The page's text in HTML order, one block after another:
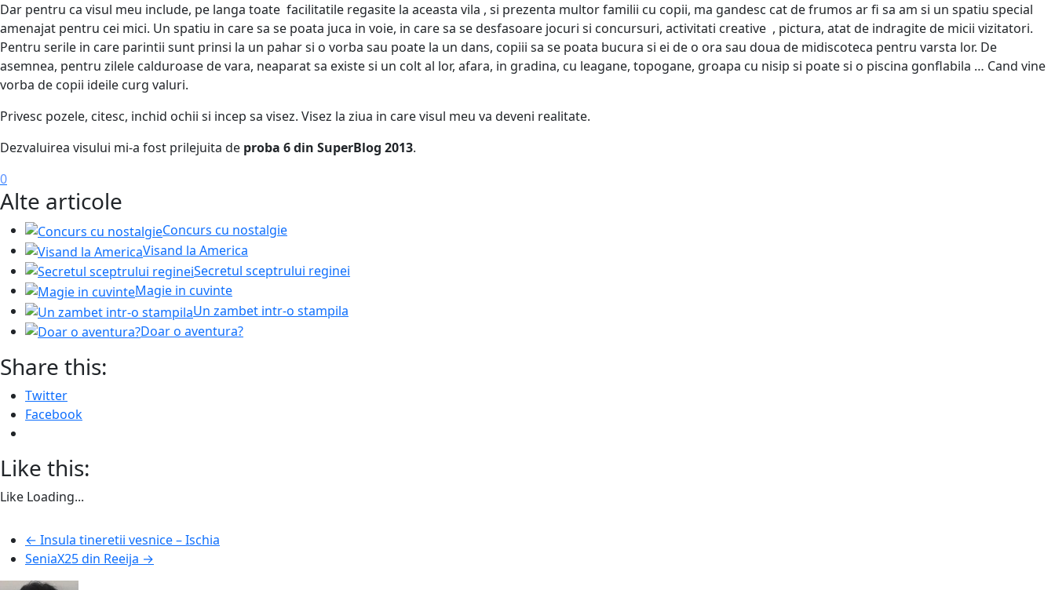
Dar pentru ca visul meu include, pe langa toate facilitatile regasite la aceasta vila , si prezenta multor familii cu copii, ma gandesc cat de frumos ar fi sa am si un spatiu special
amenajat pentru cei mici. Un spatiu in care sa se poata juca in voie, in care sa se desfasoare jocuri si concursuri, activitati creative , pictura, atat de indragite de micii vizitatori.
Pentru serile in care parintii sunt prinsi la un pahar si o vorba sau poate la un dans, copiii sa se poata bucura si ei de o ora sau doua de midiscoteca pentru varsta lor. De
asemnea, pentru zilele calduroase de vara, neaparat sa existe si un colt al lor, afara, in gradina, cu leagane, topogane, groapa cu nisip si poate si o piscina gonflabila … Cand vine
vorba de copii ideile curg valuri.
Privesc pozele, citesc, inchid ochii si incep sa visez. Visez la ziua in care visul meu va deveni realitate.
Dezvaluirea visului mi-a fost prilejuita de proba 6 din SuperBlog 2013.
0
Alte articole
Concurs cu nostalgie
Visand la America
Secretul sceptrului reginei
Magie in cuvinte
Un zambet intr-o stampila
Doar o aventura?
Share this:
Twitter
Facebook
Like this:
Like Loading...
← Insula tineretii vesnice – Ischia
SeniaX25 din Reeija →